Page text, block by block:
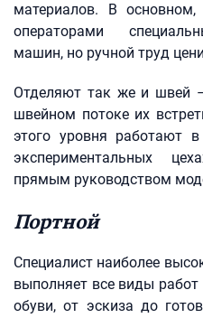
материалов. В
операторами
машин, но ручной труд
Отделяют так же и швей
швейном потоке их
этого уровня работают
экспериментальных
прямым руководством
Портной
Специалист наиболее
выполняет все виды
обуви, от эскиза до